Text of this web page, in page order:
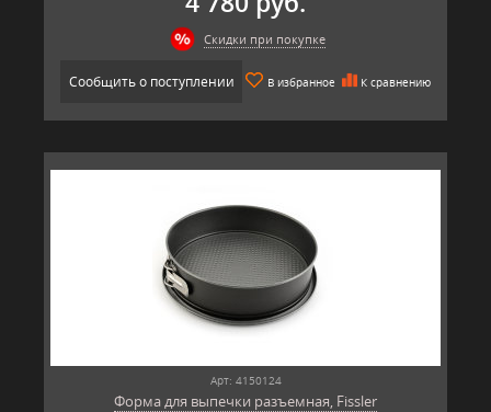
Скидки при покупке
Сообщить о поступлении В избранное К сравнению
Арт: 4150124
Форма для выпечки разъемная, Fissler